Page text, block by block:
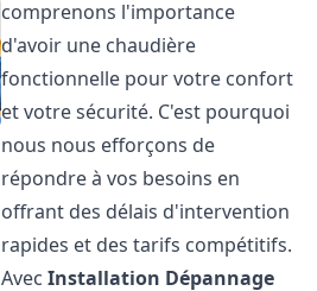
comprenons l'importance
d'avoir une chaudière
fonctionnelle pour votre confort
et votre sécurité. C'est pourquoi
nous nous efforçons de
répondre à vos besoins en
offrant des délais d'intervention
rapides et des tarifs compétitifs.
AvecInstallation Dépannage